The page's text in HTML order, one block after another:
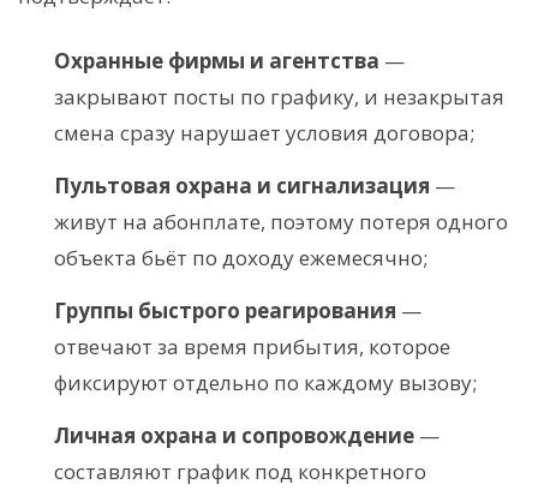
Охранные фирмы и агентства —
закрывают посты по графику, и незакрытая
смена сразу нарушает условия договора;
Пультовая охрана и сигнализация —
живут на абонплате, поэтому потеря одного
объекта бьёт по доходу ежемесячно;
Группы быстрого реагирования —
отвечают за время прибытия, которое
фиксируют отдельно по каждому вызову;
Личная охрана и сопровождение —
составляют график под конкретного